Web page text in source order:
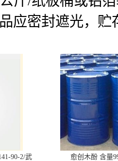
品应密封遮光，
90-2/武
愈创木酚 含量